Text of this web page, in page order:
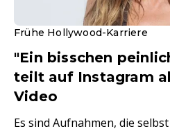
Frühe Hollywood-Karriere
"Ein bisschen
teilt auf Instagram
Video
Es sind Aufnahmen, die